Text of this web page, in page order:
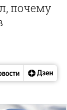
почему